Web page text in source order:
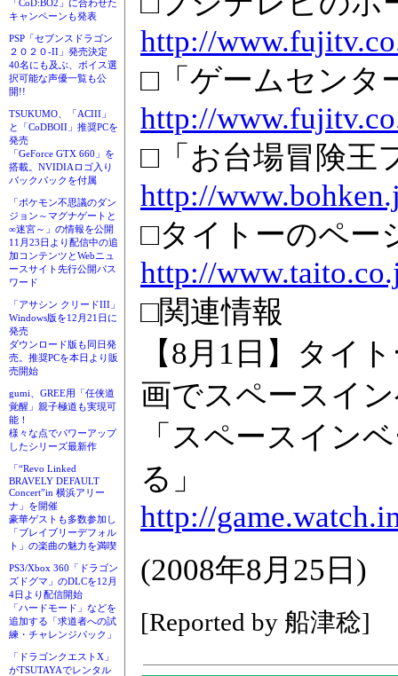
「CoD:BO2」に合わせた
キャンペーンも発表
PSP「セブンスドラゴン
２０２０-II」発売決定
40名にも及ぶ、ボイス選
択可能な声優一覧も公
開!!
TSUKUMO、「ACIII」
と「CoDBOII」推奨PCを
発売
「GeForce GTX 660」を
搭載。NVIDIAロゴ入り
バックパックを付属
「ポケモン不思議のダン
ジョン～マグナゲートと
∞迷宮～」の情報を公開
11月23日より配信中の追
加コンテンツとWebニュ
ースサイト先行公開パス
ワード
「アサシン クリードIII」
Windows版を12月21日に
発売
ダウンロード版も同日発
売。推奨PCを本日より販
売開始
gumi、GREE用「任侠道
覚醒」親子極道も実現可
能！
様々な点でパワーアップ
したシリーズ最新作
「“Revo Linked
BRAVELY DEFAULT
Concert”in 横浜アリー
ナ」を開催
豪華ゲストも多数参加し
「ブレイブリーデフォル
ト」の楽曲の魅力を満喫
PS3/Xbox 360「ドラゴン
ズドグマ」のDLCを12月
4日より配信開始
「ハードモード」などを
追加する「求道者への試
練・チャレンジパック」
「ドラゴンクエストX」
がTSUTAYAでレンタル
http://
□「ゲームセンタ
http://
□「お台場冒険王
http://
□タイトーのペー
http://
□関連情報
【8月1日】タイ
画でスペースイ
「スペースイン
る」
http://
(2008年8月25日)
[Reported by 船津稔]